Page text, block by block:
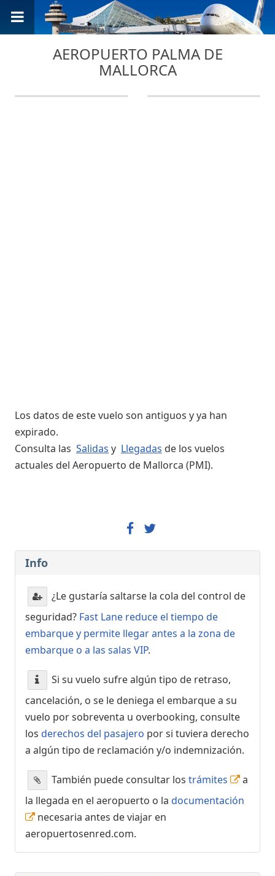
AEROPUERTO PALMA DE
MALLORCA
Los datos de este vuelo son antiguos y ya han
expirado.
Consulta las Salidas y Llegadas de los vuelos
actuales del Aeropuerto de Mallorca (PMI).
Info
¿Le gustaría saltarse la cola del control de
seguridad? Fast Lane reduce el tiempo de
embarque y permite llegar antes a la zona de
embarque o a las salas VIP.
Si su vuelo sufre algún tipo de retraso,
cancelación, o se le deniega el embarque a su
vuelo por sobreventa u overbooking, consulte
los derechos del pasajero por si tuviera derecho
a algún tipo de reclamación y/o indemnización.
También puede consultar los trámites
a
la llegada en el aeropuerto o la documentación
necesaria antes de viajar en
aeropuertosenred.com.